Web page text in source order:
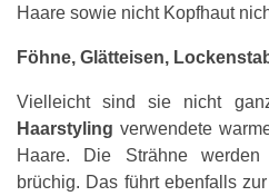
Haare sowie nicht Kopfhaut
Föhne, Glätteisen,
Vielleicht sind sie nicht
Haarstyling verwendete
Haare. Die Strähne
brüchig. Das führt ebenfalls